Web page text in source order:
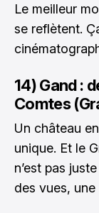
Le meilleur
se reflètent.
14) Gand :
Comtes
Un château
unique. Et le
n’est pas
des vues, une